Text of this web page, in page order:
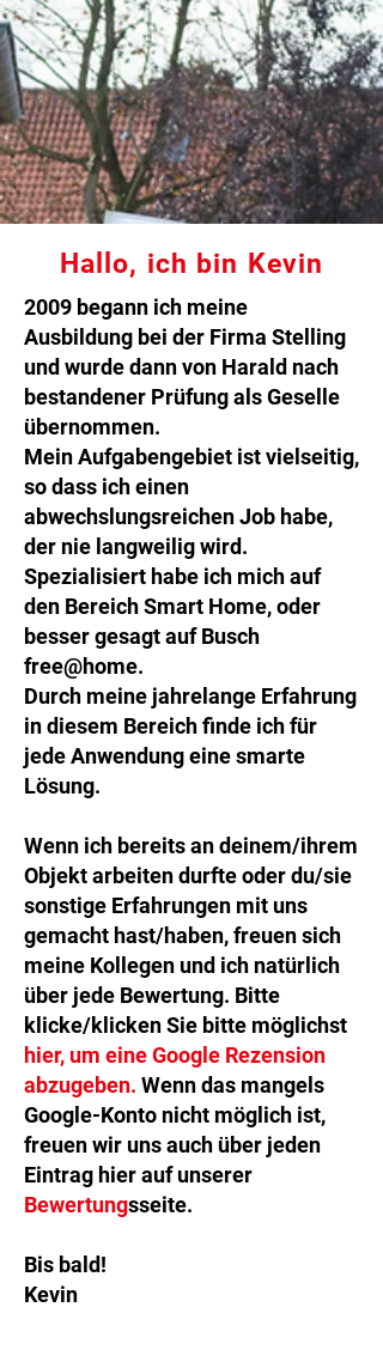
Hallo, ich bin Kevin
2009 begann ich meine
Ausbildung bei der Firma Stelling
und wurde dann von Harald nach
bestandener Prüfung als Geselle
übernommen.
Mein Aufgabengebiet ist vielseitig,
so dass ich einen
abwechslungsreichen Job habe,
der nie langweilig wird.
Spezialisiert habe ich mich auf
den Bereich Smart Home, oder
besser gesagt auf Busch
free@home.
Durch meine jahrelange Erfahrung
in diesem Bereich finde ich für
jede Anwendung eine smarte
Lösung.
Wenn ich bereits an deinem/ihrem
Objekt arbeiten durfte oder du/sie
sonstige Erfahrungen mit uns
gemacht hast/haben, freuen sich
meine Kollegen und ich natürlich
über jede Bewertung. Bitte
klicke/klicken Sie bitte möglichst
hier, um eine Google Rezension
abzugeben. Wenn das mangels
Google-Konto nicht möglich ist,
freuen wir uns auch über jeden
Eintrag hier auf unserer
Bewertungsseite.
Bis bald!
Kevin